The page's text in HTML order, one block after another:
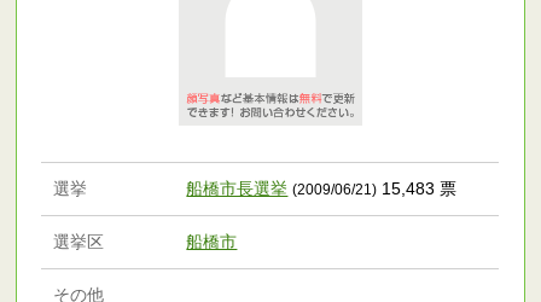
選挙 船橋市長選挙 (2009/06/21) 15,483 票
選挙区 船橋市
その他